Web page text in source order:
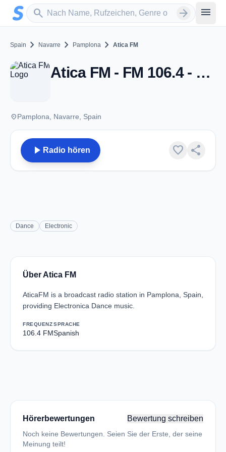
Zum Hauptinhalt springen
search
Sender suchen arrow_forward menu
Spain chevron_right Navarre chevron_right Pamplona chevron_right Atica FM
Atica FM - FM 106.4 - Pamplona
placePamplona, Navarre, Spain
play_arrow Radio hören favorite share
Dance Electronic
Über Atica FM
AticaFM is a broadcast radio station in Pamplona, Spain,
providing Electronica Dance music.
FREQUENZ
106.4 FM
SPRACHE
Spanish
Hörerbewertungen Bewertung schreiben
Noch keine Bewertungen. Seien Sie der Erste, der seine
Meinung teilt!